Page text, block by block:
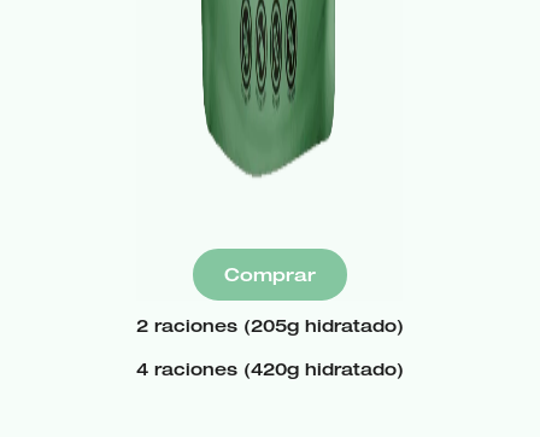
Comprar
2 raciones (205g hidratado)
4 raciones (420g hidratado)